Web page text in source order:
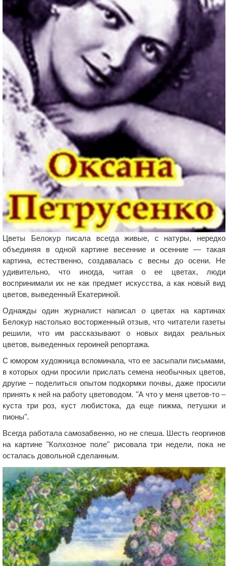
Цветы Белокур писала всегда живые, с натуры, нередко
объединяя в одной картине весенние и осенние — такая
картина, естественно, создавалась с весны до осени. Не
удивительно, что иногда, читая о ее цветах, люди
воспринимали их не как предмет искусства, а как новый вид
цветов, выведенный Екатериной.
Однажды один журналист написал о цветах на картинах
Белокур настолько восторженный отзыв, что читатели газеты
решили, что им рассказывают о новых видах реальных
цветов, выведенных героиней репортажа.
С юмором художница вспоминала, что ее засыпали письмами,
в которых одни просили прислать семена необычных цветов,
другие – поделиться опытом подкормки почвы, даже просили
принять к ней на работу цветоводом. "А что у меня цветов-то –
куста три роз, куст любистока, да еще пижма, петушки и
пионы".
Всегда работала самозабвенно, но не спеша. Шесть георгинов
на картине "Колхозное поле" рисовала три недели, пока не
осталась довольной сделанным.